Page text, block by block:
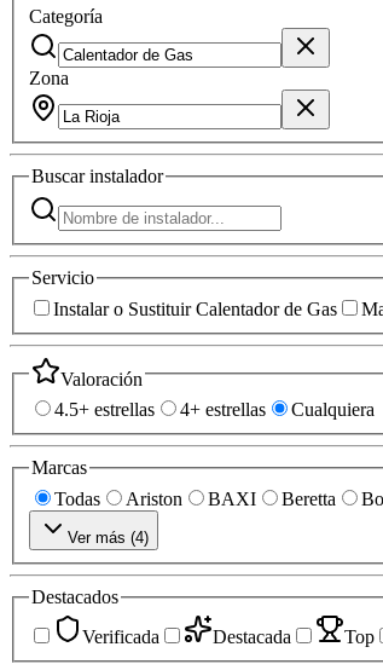
Categoría
Zona
Buscarinstalador
Servicio
Instalar o Sustituir Calentador de Gas
Valoración
4.5+ estrellas
4+ estrellas Cualquiera
Marcas
Todas
Ariston BAXI Beretta
Ver más (4)
Destacados
Verificada
Destacada Top